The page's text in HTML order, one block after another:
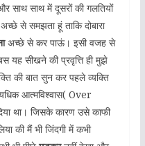
साथ साथ में दूसरों की गलतियों
से समझता हूं ताकि दोबारा
अच्छे से कर पाऊं। इसी वजह से
यह सीखने की प्रवृत्ति ही मुझे
की बात सुन कर पहले व्यक्ति
आत्मविश्वास( Over
था। जिसके कारण उसे काफी
की मैं भी जिंदगी में कभी